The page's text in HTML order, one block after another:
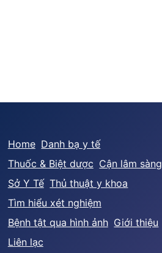
Home Danh bạ y tế
Thuốc & Biệt dược Cận lâm sàng
Sở Y Tế Thủ thuật y khoa
Tìm hiểu xét nghiệm
Bệnh tật qua hình ảnh Giới thiệu
Liên lạc